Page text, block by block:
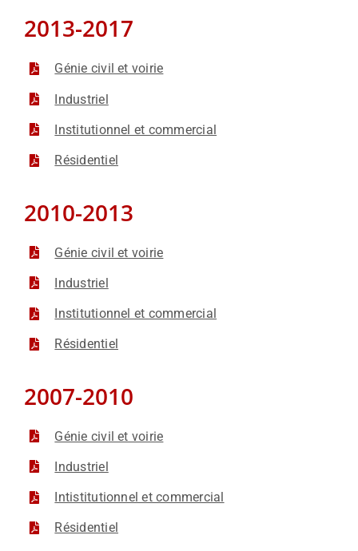
2013-2017
Génie civil et voirie
Industriel
Institutionnel et commercial
Résidentiel
2010-2013
Génie civil et voirie
Industriel
Institutionnel et commercial
Résidentiel
2007-2010
Génie civil et voirie
Industriel
Intistitutionnel et commercial
Résidentiel